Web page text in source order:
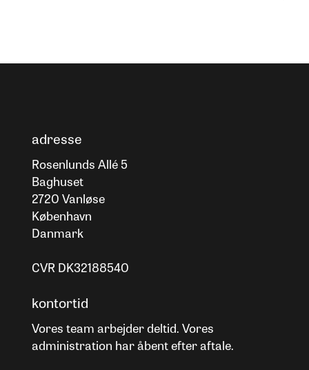
adresse
Rosenlunds Allé 5
Baghuset
2720 Vanløse
København
Danmark
CVR DK32188540
kontortid
Vores team arbejder deltid. Vores
administration har åbent efter aftale.